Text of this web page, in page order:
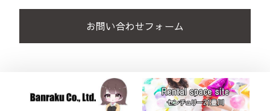
お問い合わせフォーム